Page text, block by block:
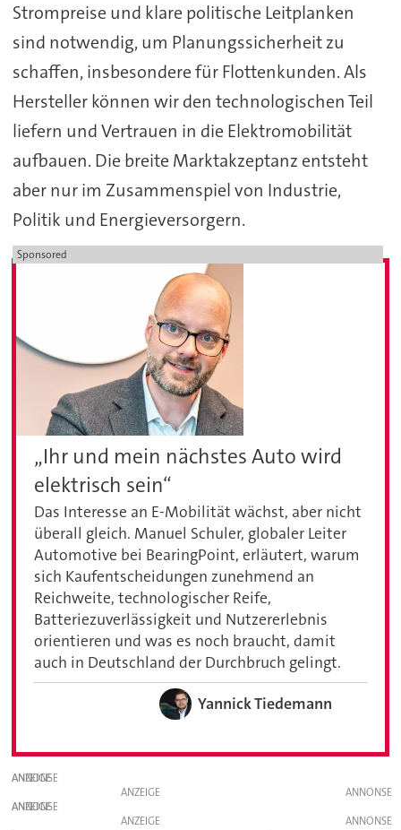
Strompreise und klare politische Leitplanken
sind notwendig, um Planungssicherheit zu
schaffen, insbesondere für Flottenkunden. Als
Hersteller können wir den technologischen Teil
liefern und Vertrauen in die Elektromobilität
aufbauen. Die breite Marktakzeptanz entsteht
aber nur im Zusammenspiel von Industrie,
Politik und Energieversorgern.
Sponsored
„Ihr und mein nächstes Auto wird
elektrisch sein“
Das Interesse an E-Mobilität wächst, aber nicht
überall gleich. Manuel Schuler, globaler Leiter
Automotive bei BearingPoint, erläutert, warum
sich Kaufentscheidungen zunehmend an
Reichweite, technologischer Reife,
Batteriezuverlässigkeit und Nutzererlebnis
orientieren und was es noch braucht, damit
auch in Deutschland der Durchbruch gelingt.
Yannick Tiedemann
ANZEIGE
ANZEIGE
ANZEIGE
ANZEIGE